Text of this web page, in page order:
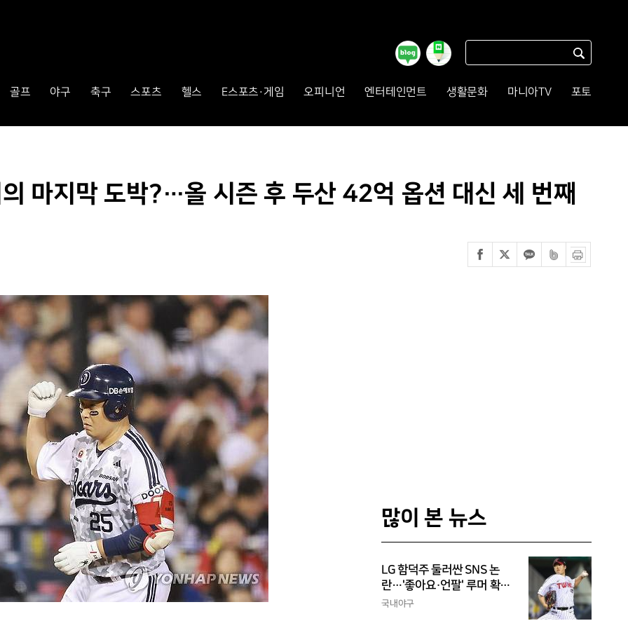
골프 야구 축구 스포츠 헬스 E스포츠·게임 오피니언 엔터테인먼트 생활문화 마니아TV 포토
마지막 도박?…올 시즌 후 두산 42억 옵션 대신 세 번째
많이 본 뉴스
LG 함덕주 둘러싼 SNS 논
란…'좋아요·언팔' 루머 확산,
과거의 아픔까지 소환됐다
국내야구